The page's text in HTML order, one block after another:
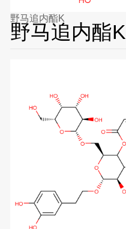
野马追内酯K
野马追内酯K